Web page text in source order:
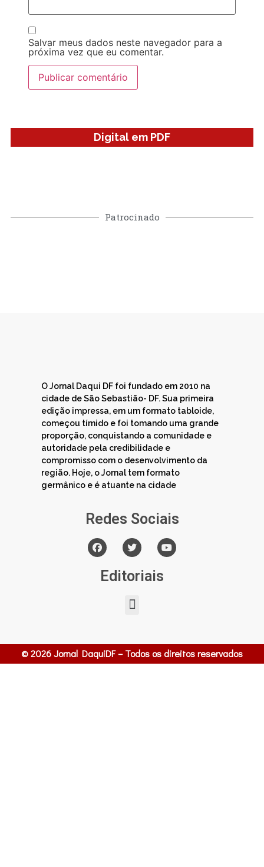
Salvar meus dados neste navegador para a
próxima vez que eu comentar.
Digital em PDF
Patrocinado
O Jornal Daqui DF foi fundado em 2010 na
cidade de São Sebastião- DF. Sua primeira
edição impressa, em um formato tabloide,
começou tímido e foi tomando uma grande
proporção, conquistando a comunidade e
autoridade pela credibilidade e
compromisso com o desenvolvimento da
região. Hoje, o Jornal tem formato
germânico e é atuante na cidade
Redes Sociais
Editoriais
© 2026 Jornal DaquiDF – Todos os direitos reservados